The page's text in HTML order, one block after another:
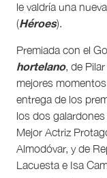
le valdría una
(Héroes).
Premiada con el
hortelano, de
mejores
entrega de los
los dos
Mejor Actriz
Almodóvar, y de
Lacuesta e Isa